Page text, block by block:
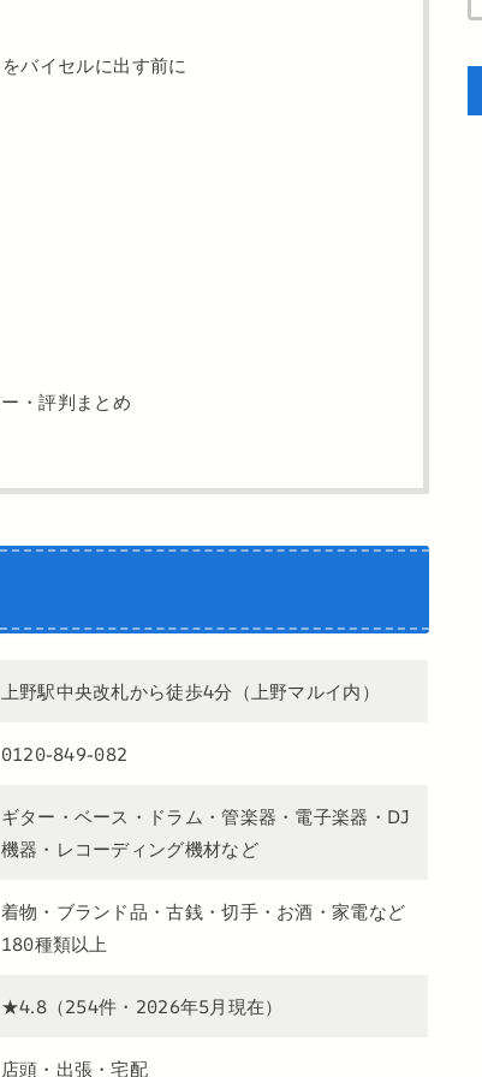
バイセルに出す前に
・評判まとめ
上野駅中央改札から徒歩4分（上野マルイ内）
0120-849-082
ギター・ベース・ドラム・管楽器・電子楽器・DJ
機器・レコーディング機材など
着物・ブランド品・古銭・切手・お酒・家電など
180種類以上
★4.8（254件・2026年5月現在）
店頭・出張・宅配